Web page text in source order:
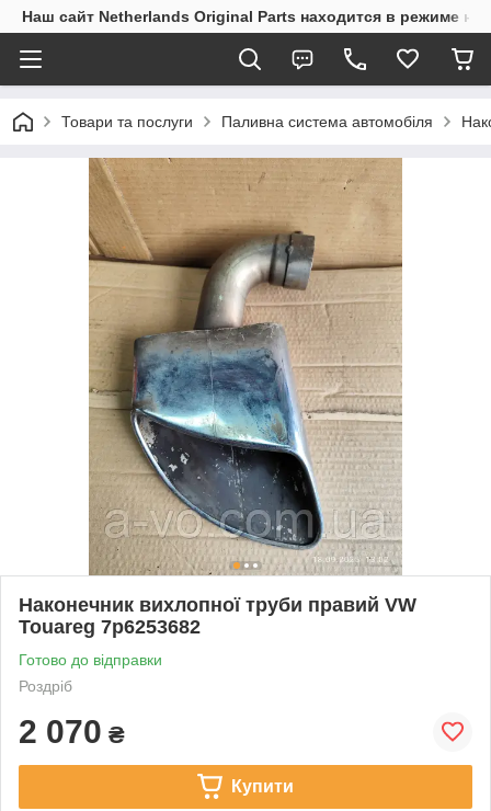
Наш сайт Netherlands Original Parts находится в режиме
Товари та послуги Паливна система автомобіля
Наконечник вихлопної труби правий VW
Touareg 7p6253682
Готово до відправки
Роздріб
2 070 ₴
Купити